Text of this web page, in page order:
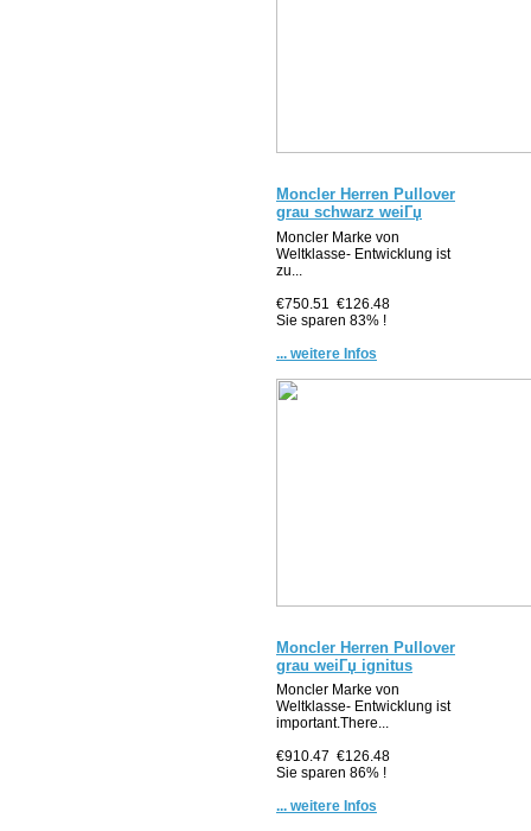
Moncler Herren Pullover
grau schwarz weiГџ
Moncler Marke von
Weltklasse- Entwicklung ist
zu...
€750.51
€126.48
Sie sparen 83% !
... weitere Infos
Moncler Herren Pullover
grau weiГџ ignitus
Moncler Marke von
Weltklasse- Entwicklung ist
important.There...
€910.47 €126.48
Sie sparen 86% !
... weitere Infos